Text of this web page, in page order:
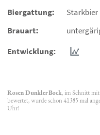
Biergattung:
Starkbier
Brauart:
Entwicklung:
Rosen Dunkler Bock, im Schnitt mit
bewertet, wurde schon 41385 mal
Uhr!